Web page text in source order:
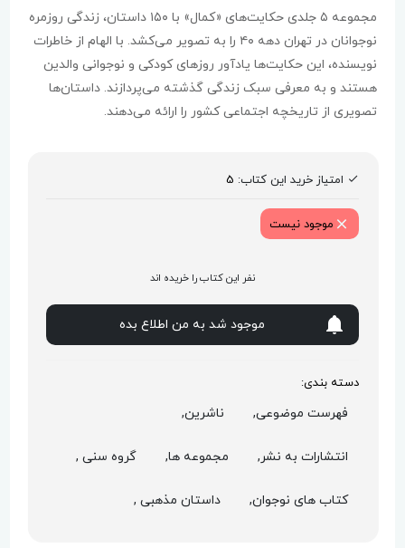
مجموعه ۵ جلدی حکایت‌های «کمال» با ۱۵۰ داستان، زندگی روزمره
نوجوانان در تهران دهه ۴۰ را به تصویر می‌کشد. با الهام از خاطرات
نویسنده، این حکایت‌ها یادآور روزهای کودکی و نوجوانی والدین
هستند و به معرفی سبک زندگی گذشته می‌پردازند. داستان‌ها
تصویری از تاریخچه اجتماعی کشور را ارائه می‌دهند.
امتیاز خرید این کتاب: 5
موجود نیست
نفر این کتاب را خریده اند
موجود شد به من اطلاع بده
دسته بندی:
فهرست موضوعی, ناشرین,
انتشارات به نشر, مجموعه ها, گروه سنی ,
کتاب های نوجوان, داستان مذهبی ,